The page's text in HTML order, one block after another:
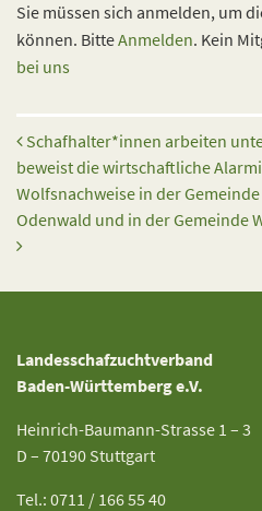
Sie müssen sich anmelden, um
können. BitteAnmelden. Kein
bei uns
Beitrags-Navigation
Schafhalter*innen arbeiten
beweist die wirtschaftliche
Wolfsnachweise in der
Odenwald und in der Gemeinde
Landesschafzuchtverband
Baden-Württemberg e.V.
Heinrich-Baumann-Strasse 1 – 3
D – 70190 Stuttgart
Tel.: 0711 / 166 55 40